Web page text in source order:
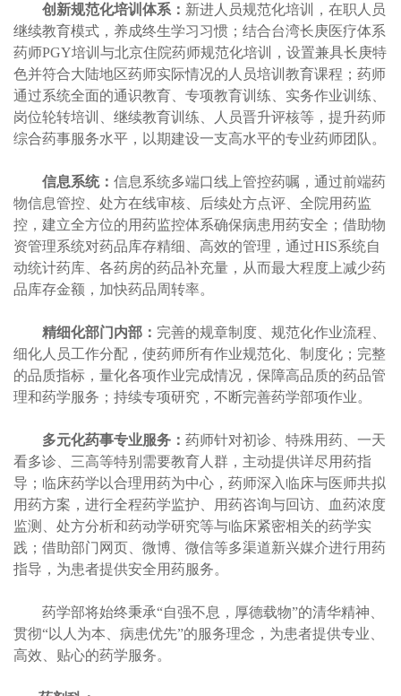
创新规范化培训体系： 新进人员规范化培训，在职人员
继续教育模式，养成终生学习习惯；结合台湾长庚医疗体系
药师PGY培训与北京住院药师规范化培训，设置兼具长庚特
色并符合大陆地区药师实际情况的人员培训教育课程；药师
通过系统全面的通识教育、专项教育训练、实务作业训练、
岗位轮转培训、继续教育训练、人员晋升评核等，提升药师
综合药事服务水平，以期建设一支高水平的专业药师团队。
信息系统： 信息系统多端口线上管控药嘱，通过前端药
物信息管控、处方在线审核、后续处方点评、全院用药监
控，建立全方位的用药监控体系确保病患用药安全；借助物
资管理系统对药品库存精细、高效的管理，通过HIS系统自
动统计药库、各药房的药品补充量，从而最大程度上减少药
品库存金额，加快药品周转率。
精细化部门内部： 完善的规章制度、规范化作业流程、
细化人员工作分配，使药师所有作业规范化、制度化；完整
的品质指标，量化各项作业完成情况，保障高品质的药品管
理和药学服务；持续专项研究，不断完善药学部项作业。
多元化药事专业服务： 药师针对初诊、特殊用药、一天
看多诊、三高等特别需要教育人群，主动提供详尽用药指
导；临床药学以合理用药为中心，药师深入临床与医师共拟
用药方案，进行全程药学监护、用药咨询与回访、血药浓度
监测、处方分析和药动学研究等与临床紧密相关的药学实
践；借助部门网页、微博、微信等多渠道新兴媒介进行用药
指导，为患者提供安全用药服务。
药学部将始终秉承“自强不息，厚德载物”的清华精神、
贯彻“以人为本、病患优先”的服务理念，为患者提供专业、
高效、贴心的药学服务。